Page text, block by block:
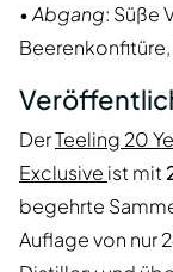
•Abgang: Süße
DerTeeling 20
Exclusive ist mit
begehrte
Auflage von nur